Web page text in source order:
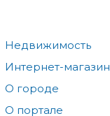
Недвижимость
Интернет-магазин
О городе
О портале